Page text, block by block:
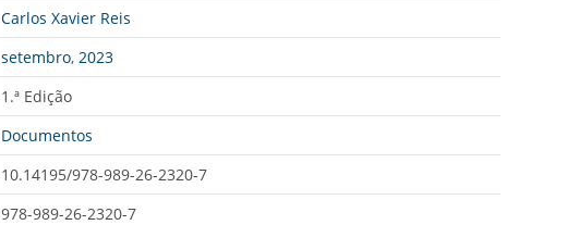
Carlos Xavier Reis
setembro, 2023
1.ª Edição
Documentos
10.14195/978-989-26-2320-7
978-989-26-2320-7